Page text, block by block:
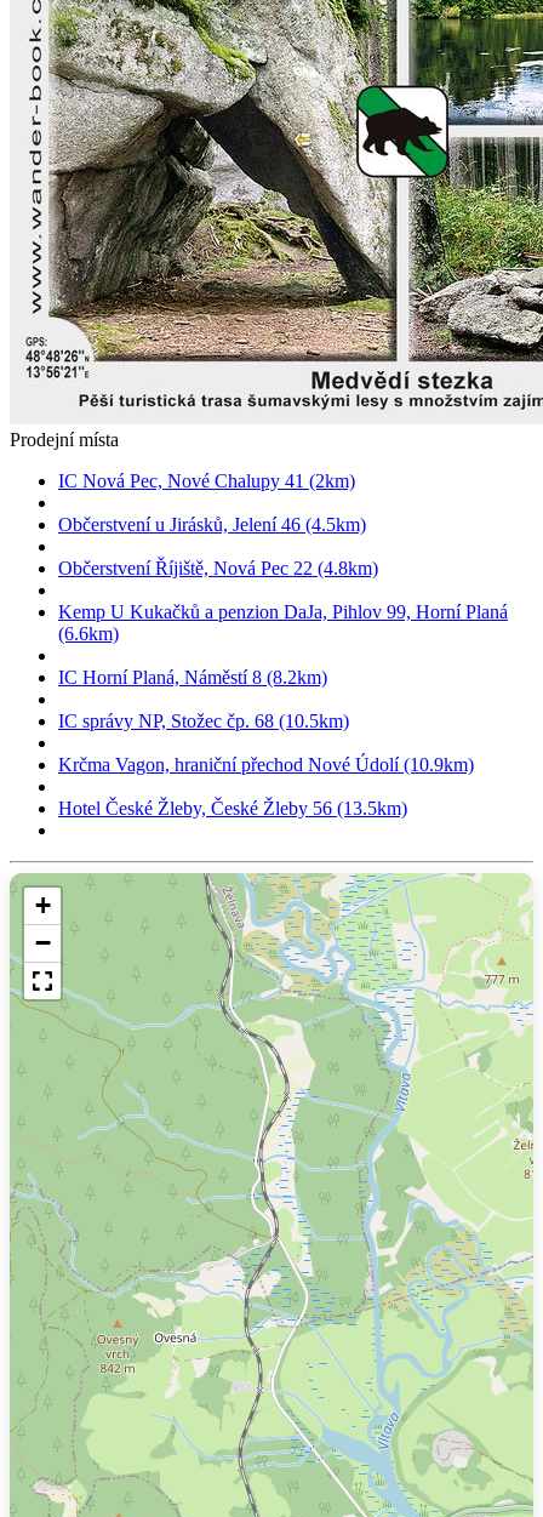
Prodejní místa
IC Nová Pec, Nové Chalupy 41 (2km)
Občerstvení u Jirásků, Jelení 46 (4.5km)
Občerstvení Říjiště, Nová Pec 22 (4.8km)
Kemp U Kukačků a penzion DaJa, Pihlov 99, Horní Planá
(6.6km)
IC Horní Planá, Náměstí 8 (8.2km)
IC správy NP, Stožec čp. 68 (10.5km)
Krčma Vagon, hraniční přechod Nové Údolí (10.9km)
Hotel České Žleby, České Žleby 56 (13.5km)
+
−